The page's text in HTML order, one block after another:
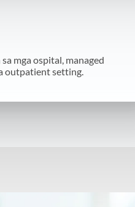
mga ospital, managed
outpatient setting.